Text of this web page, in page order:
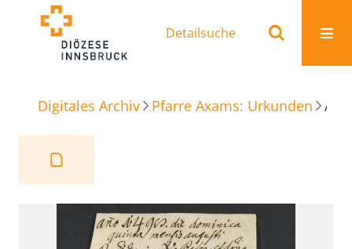
Detailsuche
Digitales Archiv Pfarre Axams: Urkunden